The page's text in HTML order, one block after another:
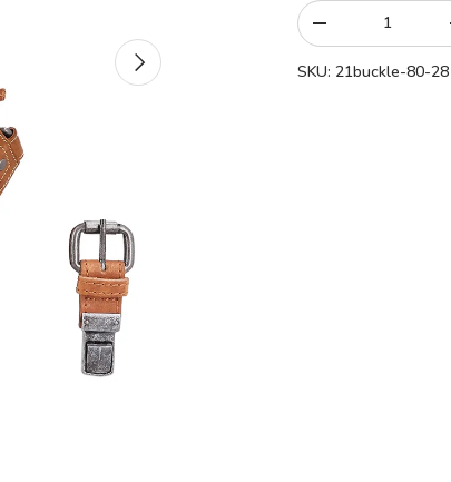
Nächste
Anzahl
-
SKU: 21buckle-80-28